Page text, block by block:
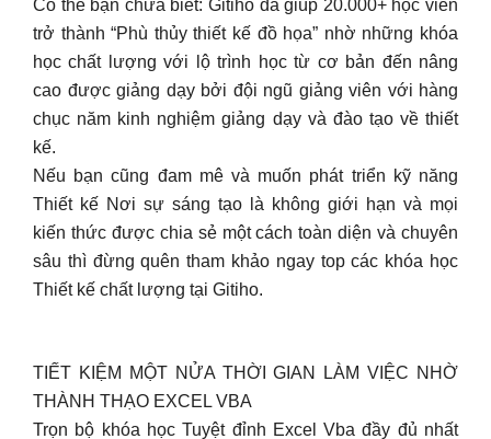
Có thể bạn chưa biết: Gitiho đã giúp 20.000+ học viên
trở thành “Phù thủy thiết kế đồ họa” nhờ những khóa
học chất lượng với lộ trình học từ cơ bản đến nâng
cao được giảng dạy bởi đội ngũ giảng viên với hàng
chục năm kinh nghiệm giảng dạy và đào tạo về thiết
kế.
Nếu bạn cũng đam mê và muốn phát triển kỹ năng
Thiết kế Nơi sự sáng tạo là không giới hạn và mọi
kiến thức được chia sẻ một cách toàn diện và chuyên
sâu thì đừng quên tham khảo ngay top các khóa học
Thiết kế chất lượng tại Gitiho.
TIẾT KIỆM MỘT NỬA THỜI GIAN LÀM VIỆC NHỜ
THÀNH THẠO EXCEL VBA
Trọn bộ khóa học Tuyệt đỉnh Excel Vba đầy đủ nhất